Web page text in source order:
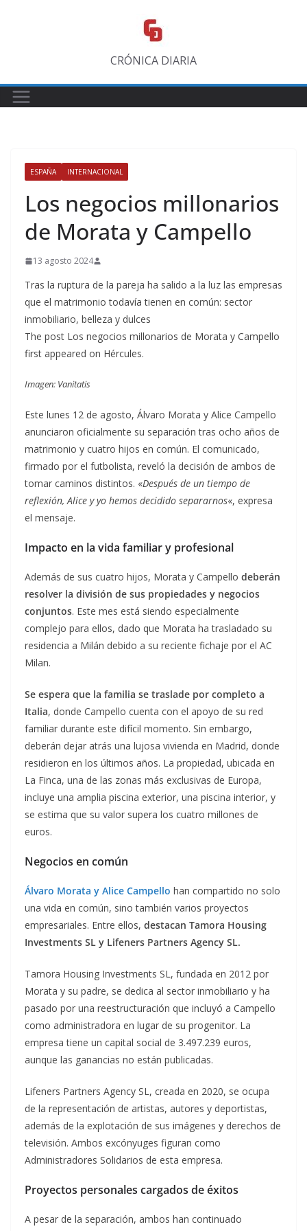
CRÓNICA DIARIA
ESPAÑA INTERNACIONAL
Los negocios millonarios
de Morata y Campello
13 agosto 2024
Tras la ruptura de la pareja ha salido a la luz las empresas
que el matrimonio todavía tienen en común: sector
inmobiliario, belleza y dulces
The post Los negocios millonarios de Morata y Campello
first appeared on Hércules.
Imagen: Vanitatis
Este lunes 12 de agosto, Álvaro Morata y Alice Campello
anunciaron oficialmente su separación tras ocho años de
matrimonio y cuatro hijos en común. El comunicado,
firmado por el futbolista, reveló la decisión de ambos de
tomar caminos distintos. «Después de un tiempo de
reflexión, Alice y yo hemos decidido separarnos«, expresa
el mensaje.
Impacto en la vida familiar y profesional
Además de sus cuatro hijos, Morata y Campello deberán
resolver la división de sus propiedades y negocios
conjuntos. Este mes está siendo especialmente
complejo para ellos, dado que Morata ha trasladado su
residencia a Milán debido a su reciente fichaje por el AC
Milan.
Se espera que la familia se traslade por completo a
Italia, donde Campello cuenta con el apoyo de su red
familiar durante este difícil momento. Sin embargo,
deberán dejar atrás una lujosa vivienda en Madrid, donde
residieron en los últimos años. La propiedad, ubicada en
La Finca, una de las zonas más exclusivas de Europa,
incluye una amplia piscina exterior, una piscina interior, y
se estima que su valor supera los cuatro millones de
euros.
Negocios en común
Álvaro Morata y Alice Campello han compartido no solo
una vida en común, sino también varios proyectos
empresariales. Entre ellos, destacan Tamora Housing
Investments SL y Lifeners Partners Agency SL.
Tamora Housing Investments SL, fundada en 2012 por
Morata y su padre, se dedica al sector inmobiliario y ha
pasado por una reestructuración que incluyó a Campello
como administradora en lugar de su progenitor. La
empresa tiene un capital social de 3.497.239 euros,
aunque las ganancias no están publicadas.
Lifeners Partners Agency SL, creada en 2020, se ocupa
de la representación de artistas, autores y deportistas,
además de la explotación de sus imágenes y derechos de
televisión. Ambos excónyuges figuran como
Administradores Solidarios de esta empresa.
Proyectos personales cargados de éxitos
A pesar de la separación, ambos han continuado